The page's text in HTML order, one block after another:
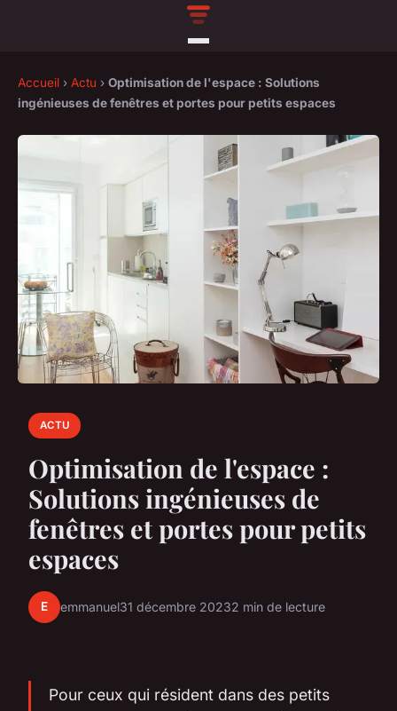
Accueil › Actu › Optimisation de l'espace : Solutions
ingénieuses de fenêtres et portes pour petits espaces
ACTU
Optimisation de l'espace :
Solutions ingénieuses de
fenêtres et portes pour petits
espaces
E emmanuel31 décembre 20232 min de lecture
Pour ceux qui résident dans des petits